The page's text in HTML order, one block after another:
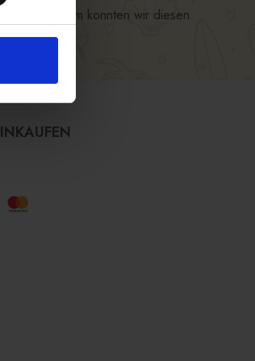
gemeinsam konnten wir diesen